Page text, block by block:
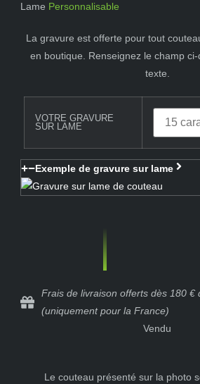
Lame Personnalisable
La gravure est offerte pour tout
en boutique. Renseignez le champ
texte.
VOTRE GRAVURE
SUR LAME
Exemple de gravure sur lame
Frais de livraison offerts dès 180 €
(uniquement pour la France)
Vendu
Le couteau présenté sur la photo